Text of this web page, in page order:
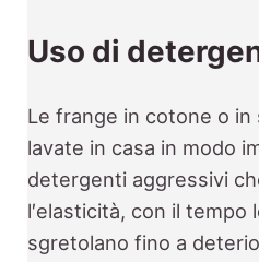
Uso di
Le frange in cotone o
lavate in casa in modo
detergenti aggressivi
l′elasticità, con il tempo
sgretolano fino a